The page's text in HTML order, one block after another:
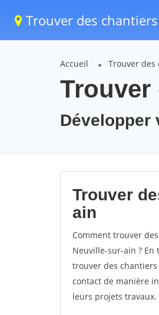
Trouver des chantiers
Accueil Trouver
Trouver
Développer
Trouver
ain
Comment trouver
Neuville-sur-ain ?
trouver des
contact de manière
leurs projets travaux.